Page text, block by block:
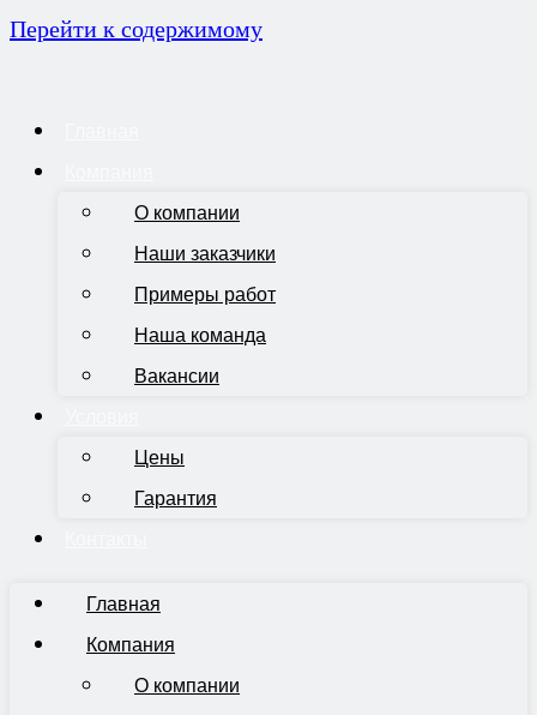
Перейти к содержимому
О компании
Наши заказчики
Примеры работ
Наша команда
Вакансии
Цены
Гарантия
Главная
Компания
О компании